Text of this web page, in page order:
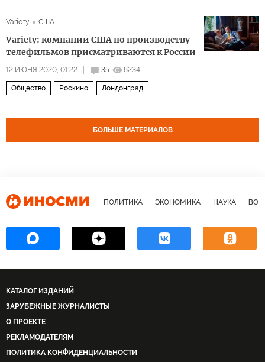
Variety США
Variety: компании США по производству
телефильмов присматриваются к России
12 ИЮНЯ 2020, 01:22 35 8234
Общество Роскино Лондонград
БОЛЬШЕ МАТЕРИАЛОВ
ПОЛИТИКА ЭКОНОМИКА НАУКА
КАТАЛОГ ИЗДАНИЙ
ЗАРУБЕЖНЫЕ ЖУРНАЛИСТЫ
О ПРОЕКТЕ
РЕКЛАМОДАТЕЛЯМ
ПОЛИТИКА КОНФИДЕНЦИАЛЬНОСТИ